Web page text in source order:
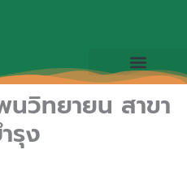
นวิทยายน สาขา
รุง